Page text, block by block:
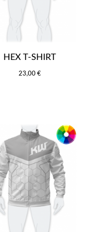
HEX T-SHIRT
23,00 €